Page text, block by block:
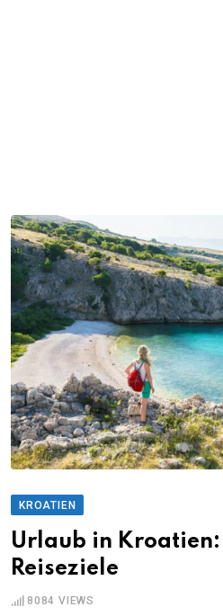
KROATIEN
Urlaub in Kroatien:
Reiseziele
8084 VIEWS